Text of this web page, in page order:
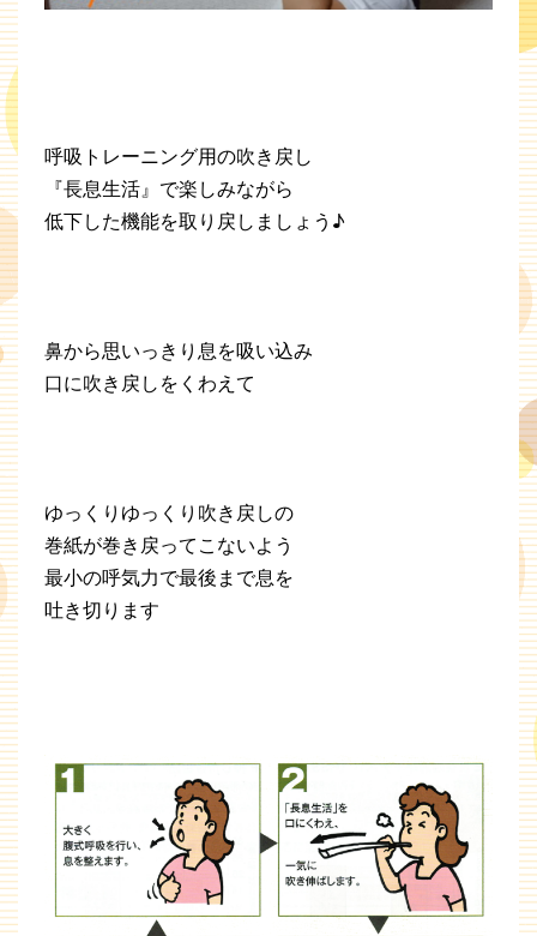
呼吸トレーニング用の吹き戻し
『長息生活』で楽しみながら
低下した機能を取り戻しましょう♪
鼻から思いっきり息を吸い込み
口に吹き戻しをくわえて
ゆっくりゆっくり吹き戻しの
巻紙が巻き戻ってこないよう
最小の呼気力で最後まで息を
吐き切ります